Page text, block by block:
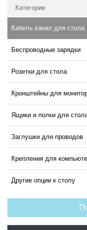
Категории
Кабель канал для стола
Беспроводные зарядки
Розетки для стола
Кронштейны для
Ящики и полки для
Заглушки для проводов
Крепления для
Другие опции к столу